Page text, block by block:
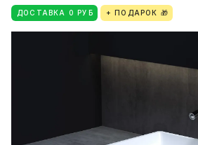
ДОСТАВКА 0 РУБ + ПОДАРОК 🎁